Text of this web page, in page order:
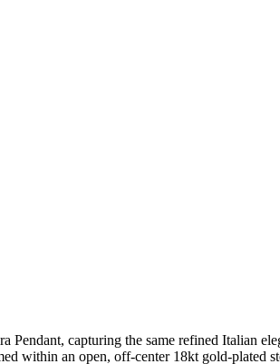
Pendant, capturing the same refined Italian
within an open, off-center 18kt gold-plated